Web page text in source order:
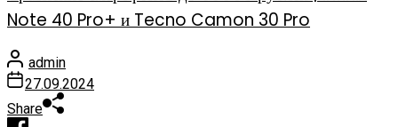
Note 40 Pro+ и Tecno Camon 30 Pro
admin
27.09.2024
Share